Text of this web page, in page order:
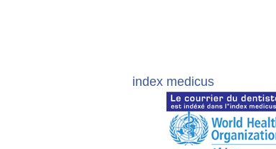
index medicus